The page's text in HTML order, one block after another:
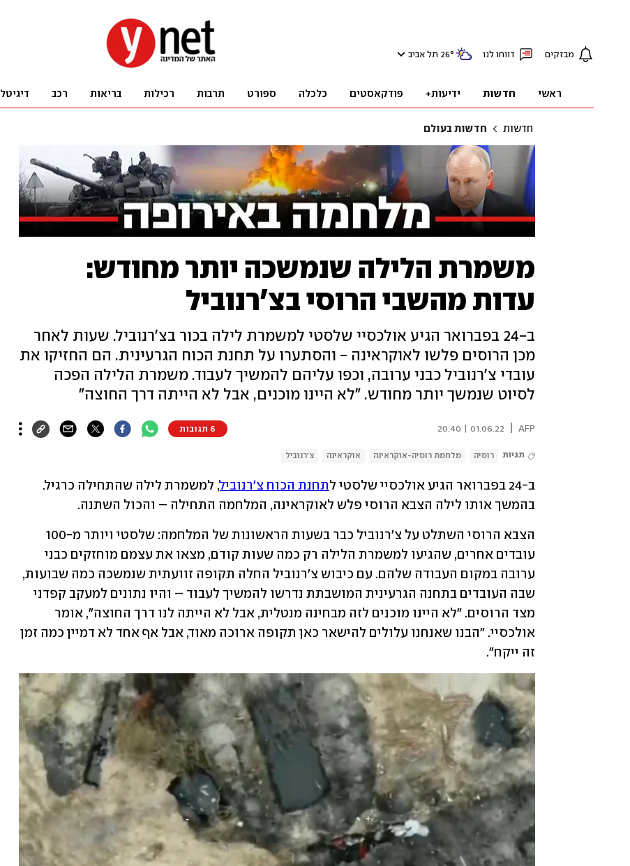
מבזקים דווחו לנו 26° תל אביב
ראשי חדשות ידיעות+ פודקאסטים כלכלה ספורט תרבות רכילות בריאות רכב דיגיטל
חדשות חדשות בעולם
משמרת הלילה שנמשכה יותר מחודש:
עדות מהשבי הרוסי בצ'רנוביל
ב-24 בפברואר הגיע אולכסיי שלסטי למשמרת לילה בכור בצ'רנוביל. שעות לאחר
מכן הרוסים פלשו לאוקראינה - והסתערו על תחנת הכוח הגרעינית. הם החזיקו את
עובדי צ'רנוביל כבני ערובה, וכפו עליהם להמשיך לעבוד. משמרת הלילה הפכה
לסיוט שנמשך יותר מחודש. "לא היינו מוכנים, אבל לא הייתה דרך החוצה"
AFP
01.06.22 | 20:40 6 תגובות
תגיות רוסיה מלחמת רוסיה-אוקראינה אוקראינה צ'רנוביל
ב-24 בפברואר הגיע אולכסיי שלסטי ל תחנת הכוח צ'רנוביל
בהמשך אותו לילה הצבא הרוסי פלש לאוקראינה, המלחמה התחילה – והכול השתנה.
זה ייקח".